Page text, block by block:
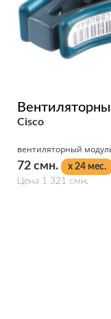
Cisco
вентиляторный
72 смн.
x 24 мес.
Цена 1 321 смн.